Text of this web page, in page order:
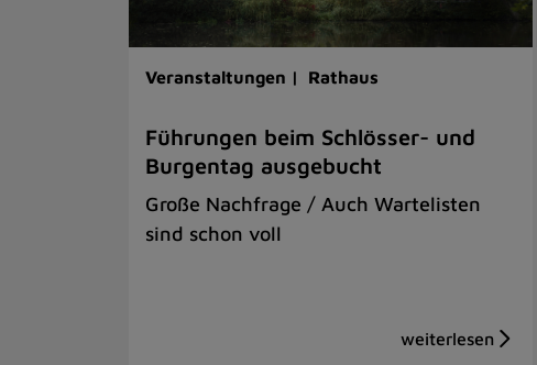
Veranstaltungen | Rathaus
Führungen beim Schlösser- und
Burgentag ausgebucht
Große Nachfrage / Auch Wartelisten
sind schon voll